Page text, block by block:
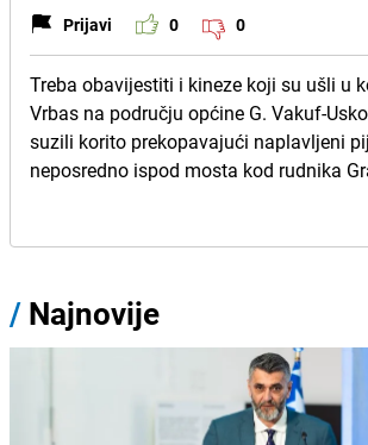
Prijavi 0 0
Treba obavijestiti i kineze koji su ušli u
Vrbas na području općine G. Vakuf-
suzili korito prekopavajući naplavljeni
neposredno ispod mosta kod rudnika
/ Najnovije